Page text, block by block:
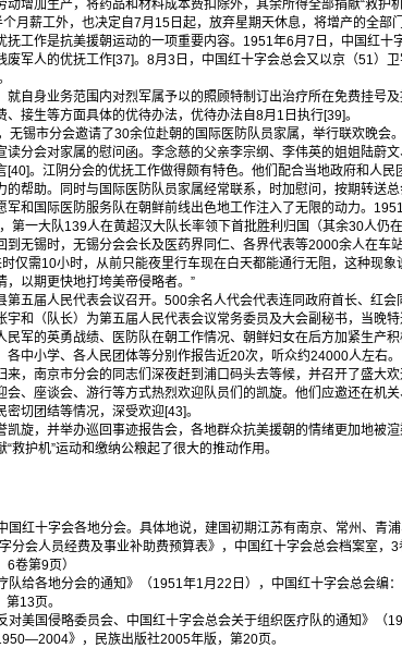
增加生产，将药品和材料成本费扣除外，其余所得全部捐献“救护
月薪工外，也决定自7月15日起，放弃星期天休息，将增产的全部
工作是抗美援朝运动的一项重要内容。1951年6月7日，中国红十
废军人的优抚工作[37]。8月3日，中国红十字会总会又以京（51）
身业务范围内对烈军属予以的照顾特制订出治疗所在免费挂号
接生等方面具体的优待办法，优待办法自8月1日执行[39]。
锡市分会邀请了30余位赴朝的国际医防队员家属，举行联欢晚会
读分会对家属的慰问函。李念慈的父亲李宗纲、李伟英的姐姐陆蔚
[40]。江阴分会的优抚工作做得颇有特色。他们配合当地政府和人
帮助。同时与国际医防队员家属经常联系，时加慰问，按期转送总
和国际医防服务队在朝鲜前线出色地工作注入了无限的动力。
第一大队139人在黄超汉大队长率领下首批胜利归国（其余30人仍
锡时，无锡分会会长及医药界同仁、各界代表等2000余人在车
仅需10小时，从前只能夜里行车现在白天都能通行无阻，这种现
，以期更快地打垮美帝侵略者。”
五届人民代表会议召开。500余名人代会代表连同政府首长、红会
宇和（队长）为第五届人民代表会议常务委员及大会副秘书，当晚
民军的英勇战绩、医防队在朝工作情况、朝鲜妇女在后方加紧生产
中小学、各人民团体等分别作报告近20次，听众约24000人左右。
南京市分会的同志们深夜赶到浦口码头去等候，并召开了盛大欢
会、座谈会、游行等方式热烈欢迎队员们的凯旋。他们应邀还在机
切团结等情况，深受欢迎[43]。
，并举办巡回事迹报告会，各地群众抗美援朝的情绪更加地被
救护机”运动和缴纳公粮起了很大的推动作用。
国红十字会各地分会。具体地说，建国初期江苏有南京、常州、青
分会人员经费及事业补助费预算表》，中国红十字会总会档案室
卷第9页）
队给各地分会的通知》（1951年1月22日），中国红十字会总会
13页。
对美国侵略委员会、中国红十字会总会关于组织医疗队的通知》（
》，民族出版社2005年版，第20页。